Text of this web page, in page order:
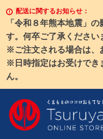
配送に関するお知らせ：
「令和８年熊本地震」
す。何卒ご了承ください
※ご注文される場合は、
※日時指定はお受けでき
ん。